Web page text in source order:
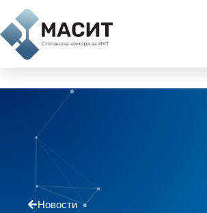
content
Новости